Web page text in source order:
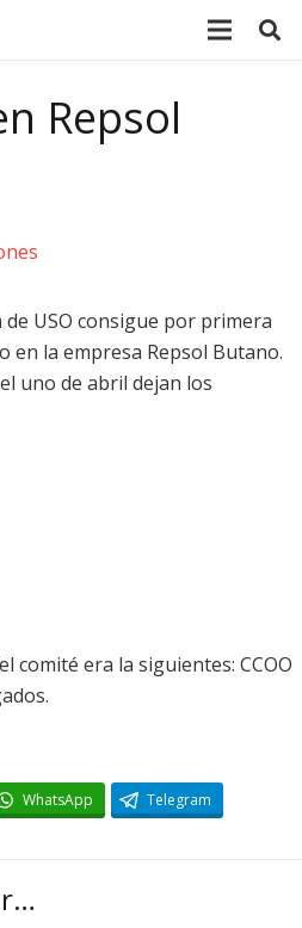
Repsol
USO consigue por primera
en la empresa Repsol Butano.
uno de abril dejan los
comité era la siguientes: CCOO
WhatsApp Telegram